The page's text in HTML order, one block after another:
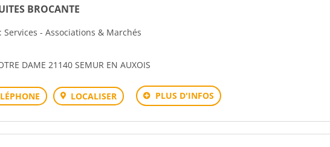
BROCANTE
Services - Associations & Marchés
DAME 21140 SEMUR EN AUXOIS
LOCALISER PLUS D'INFOS